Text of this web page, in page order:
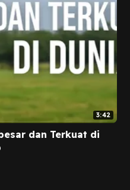
3:42
dan Terkuat di